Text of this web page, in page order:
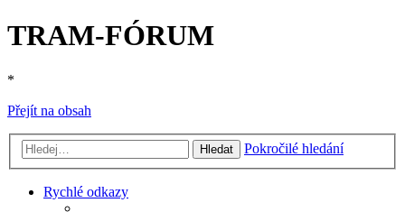
TRAM-FÓRUM
*
Přejít na obsah
Hledat Pokročilé hledání
Rychlé odkazy